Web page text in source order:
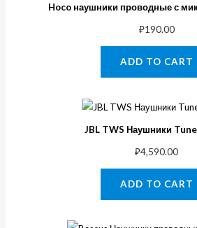
Hoco наушники проводные с
₽190.00
ADD TO CART
JBL TWS Наушники
₽4,590.00
ADD TO CART